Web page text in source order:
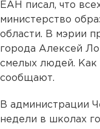
ЕАН писал, что
министерство
области. В мэрии
города Алексей
смелых людей. Как
сообщают.
В администрации
недели в школах